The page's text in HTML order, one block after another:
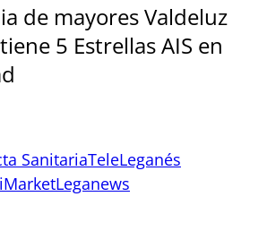
de mayores Valdeluz
5 Estrellas AIS en
SanitariaTeleLeganés
Leganews